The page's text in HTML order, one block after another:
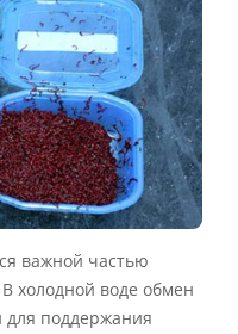
важной частью
холодной воде обмен
для поддержания